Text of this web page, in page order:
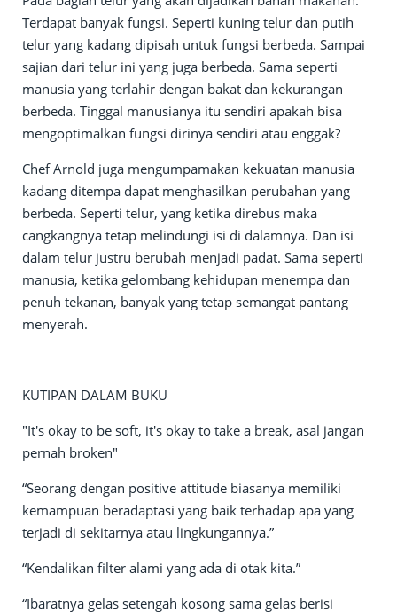
Terdapat banyak fungsi. Seperti kuning telur dan putih
telur yang kadang dipisah untuk fungsi berbeda. Sampai
sajian dari telur ini yang juga berbeda. Sama seperti
manusia yang terlahir dengan bakat dan kekurangan
berbeda. Tinggal manusianya itu sendiri apakah bisa
mengoptimalkan fungsi dirinya sendiri atau enggak?
Chef Arnold juga mengumpamakan kekuatan manusia
kadang ditempa dapat menghasilkan perubahan yang
berbeda. Seperti telur, yang ketika direbus maka
cangkangnya tetap melindungi isi di dalamnya. Dan isi
dalam telur justru berubah menjadi padat. Sama seperti
manusia, ketika gelombang kehidupan menempa dan
penuh tekanan, banyak yang tetap semangat pantang
menyerah.
KUTIPAN DALAM BUKU
"It's okay to be soft, it's okay to take a break, asal jangan
pernah broken"
“Seorang dengan positive attitude biasanya memiliki
kemampuan beradaptasi yang baik terhadap apa yang
terjadi di sekitarnya atau lingkungannya.”
“Kendalikan filter alami yang ada di otak kita.”
“Ibaratnya gelas setengah kosong sama gelas berisi